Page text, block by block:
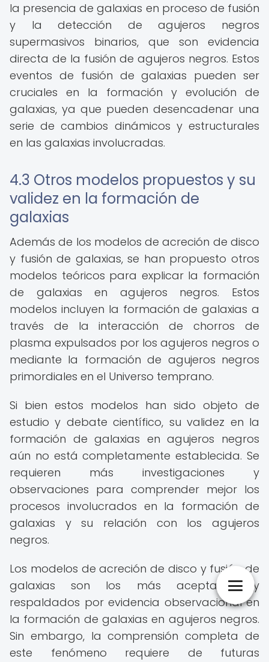
la presencia de galaxias en proceso de fusión
y la detección de agujeros negros
supermasivos binarios, que son evidencia
directa de la fusión de agujeros negros. Estos
eventos de fusión de galaxias pueden ser
cruciales en la formación y evolución de
galaxias, ya que pueden desencadenar una
serie de cambios dinámicos y estructurales
en las galaxias involucradas.
4.3 Otros modelos propuestos y su
validez en la formación de
galaxias
Además de los modelos de acreción de disco
y fusión de galaxias, se han propuesto otros
modelos teóricos para explicar la formación
de galaxias en agujeros negros. Estos
modelos incluyen la formación de galaxias a
través de la interacción de chorros de
plasma expulsados por los agujeros negros o
mediante la formación de agujeros negros
primordiales en el Universo temprano.
Si bien estos modelos han sido objeto de
estudio y debate científico, su validez en la
formación de galaxias en agujeros negros
aún no está completamente establecida. Se
requieren más investigaciones y
observaciones para comprender mejor los
procesos involucrados en la formación de
galaxias y su relación con los agujeros
negros.
Los modelos de acreción de disco y fusión de
galaxias son los más aceptados y
respaldados por evidencia observacional en
la formación de galaxias en agujeros negros.
Sin embargo, la comprensión completa de
este fenómeno requiere de futuras